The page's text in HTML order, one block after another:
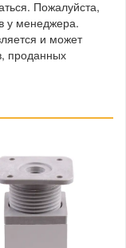
Пожалуйста,
у менеджера.
и может
проданных